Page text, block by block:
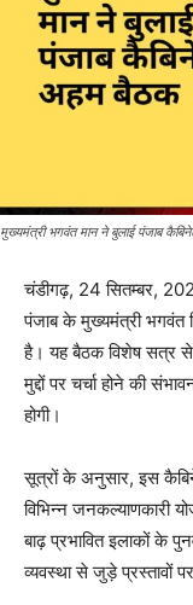
मुख्यमंत्री भगवंत मान ने बुलाई पंजाब
चंडीगढ़, 24 सितम्बर,
पंजाब के मुख्यमंत्री भगवंत
है। यह बैठक विशेष सत्र
मुद्दों पर चर्चा होने की
होगी।
सूत्रों के अनुसार, इस
विभिन्न जनकल्याणकारी
बाढ़ प्रभावित इलाकों के
व्यवस्था से जुड़े प्रस्तावों